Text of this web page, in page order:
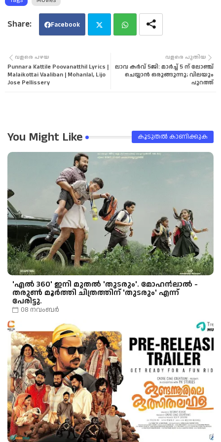
Facebook
tter tsa
വളരെ പുതിയ
ലാവ കർവ് 5ജി: മാർച്ച് 5 ന് ലോഞ്ച്
ചെയ്യാൻ ഒരുങ്ങുന്നു; വിലയും
പുറത്ത്
വളരെ പഴയ
Punnara Kattile Poovanatthil Lyrics |
Malaikottai Vaaliban | Mohanlal, Lijo
Jose Pellissery
You Might Like കൂടുതൽ‍ കാണിക്കുക
'എൽ 360' ഇനി മുതൽ 'തുടരും'. മോഹൻലാൽ -
തരുൺ മൂർത്തി ചിത്രത്തിന് 'തുടരും' എന്ന്
പേരിട്ടു.
08 നവംബർ